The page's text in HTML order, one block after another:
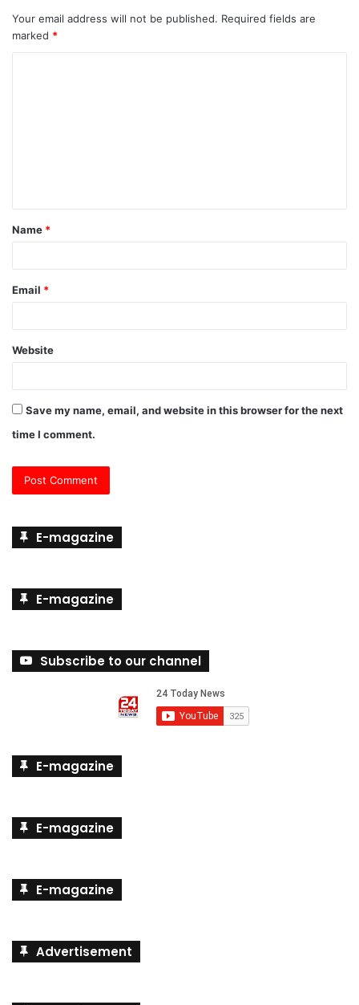
Your email address will not be published. Required fields are
marked *
t
*
Name *
Email *
Website
Save my name, email, and website in this browser for the next
time I comment.
E-magazine
E-magazine
Subscribe to our channel
E-magazine
E-magazine
E-magazine
Advertisement